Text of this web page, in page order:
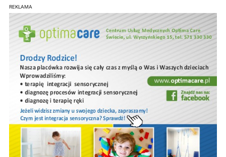
REKLAMA